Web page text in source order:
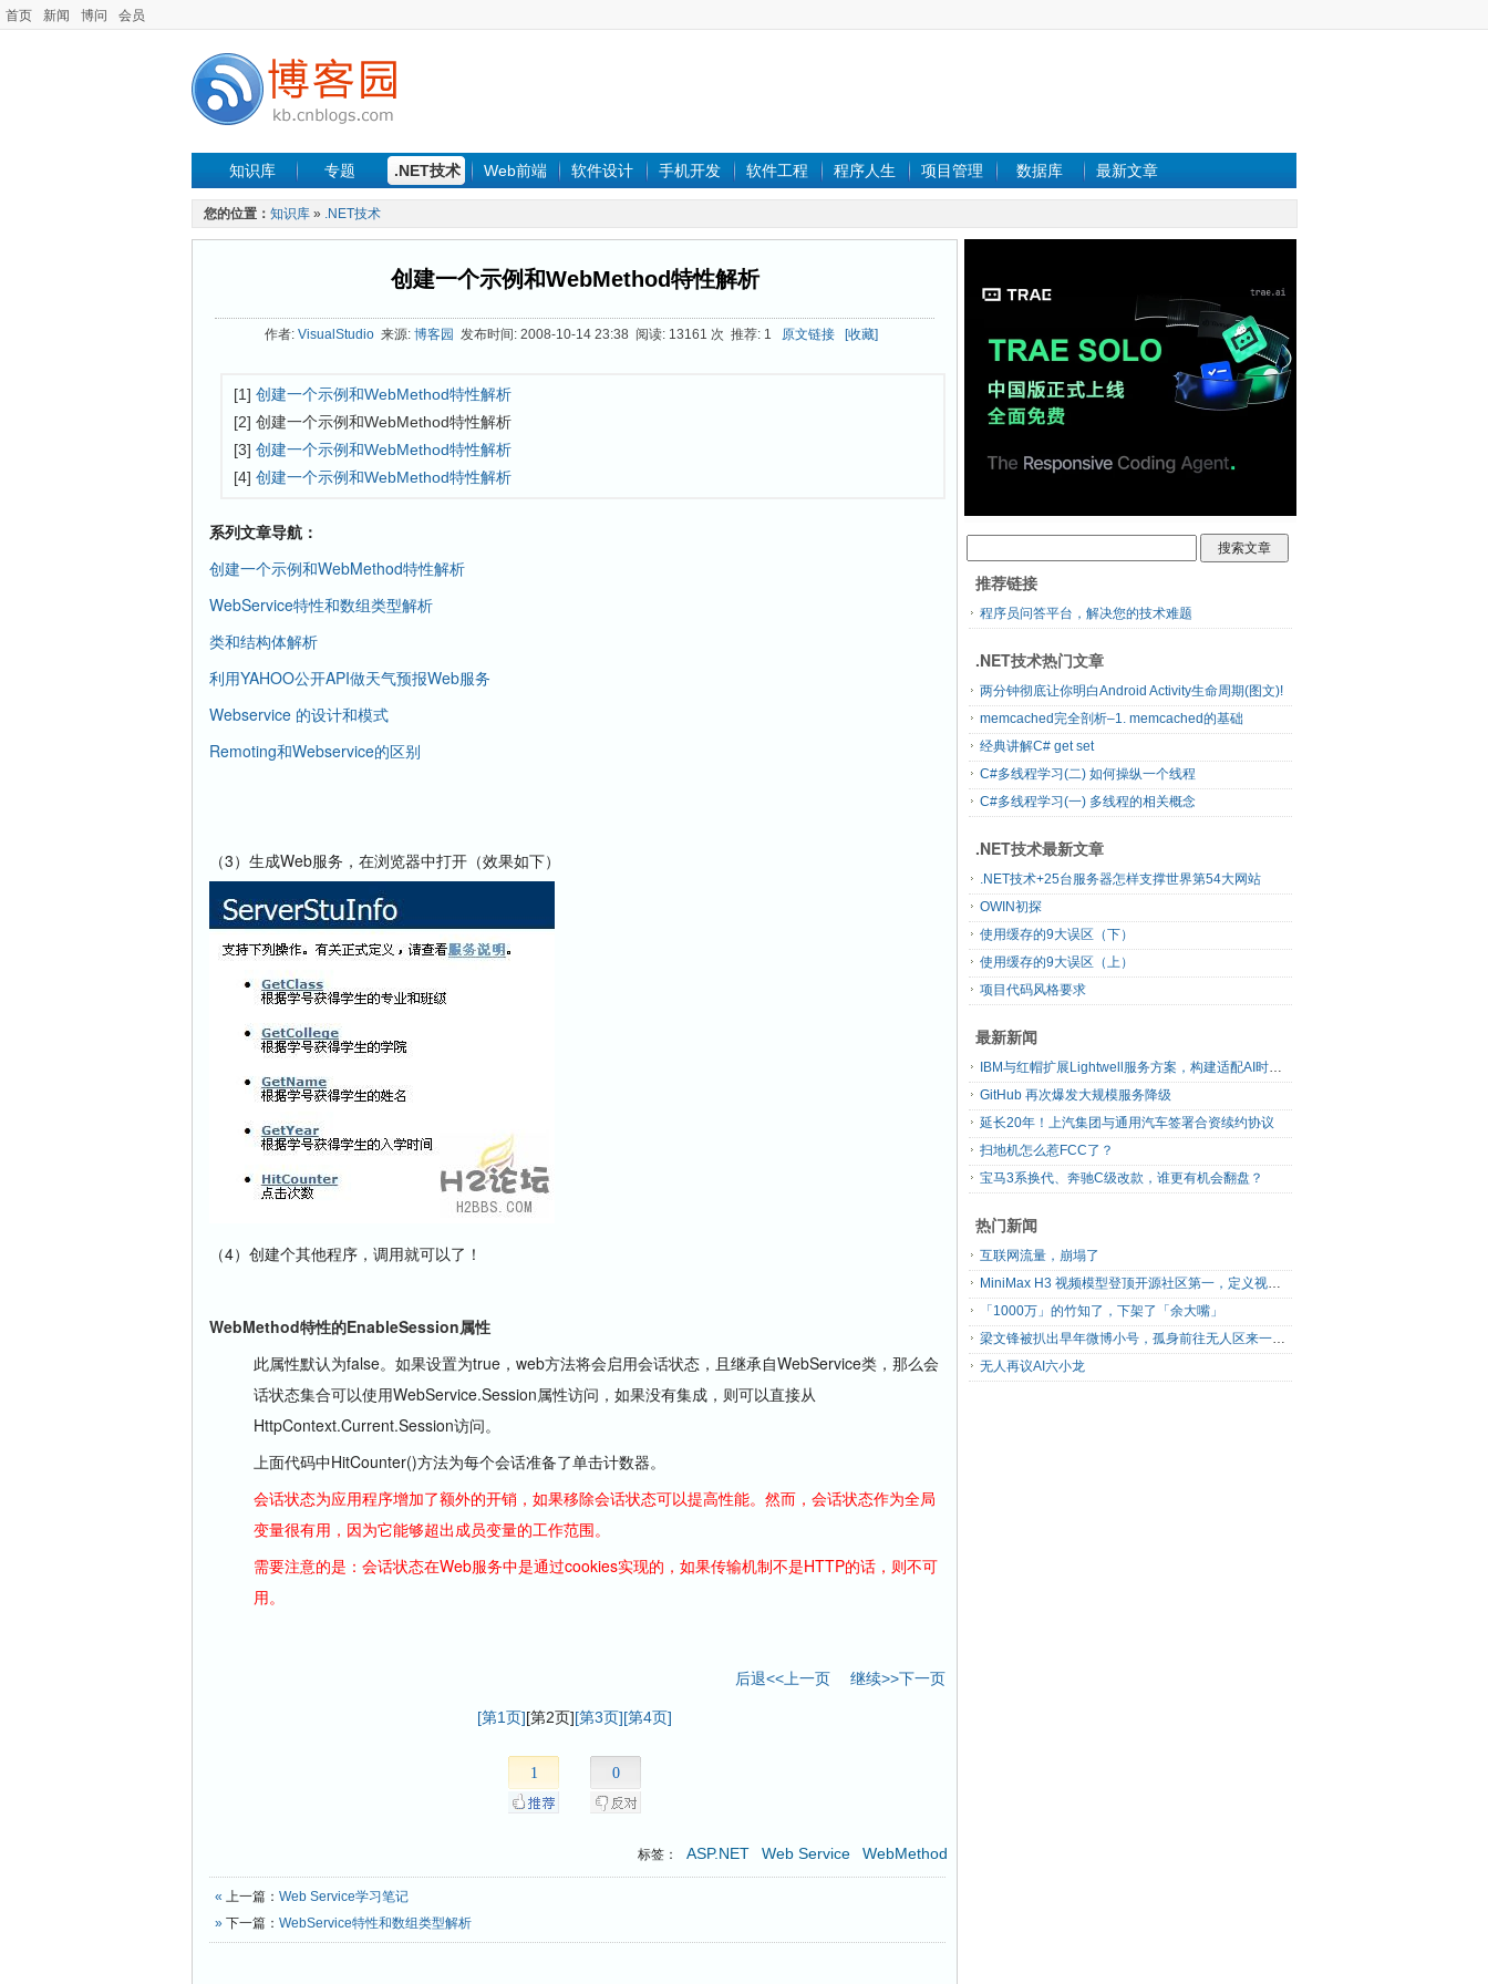
首页 新闻 博问 会员
知识库 专题 .NET技术 Web前端 软件设计 手机开发 软件工程 程序人生 项目管理 数据库 最新文章
您的位置： 知识库 » .NET技术
创建一个示例和WebMethod特性解析
作者: VisualStudio 来源: 博客园 发布时间: 2008-10-14 23:38 阅读: 13161 次 推荐: 1 原文链接 [收藏]
[1] 创建一个示例和WebMethod特性解析
[2] 创建一个示例和WebMethod特性解析
[3] 创建一个示例和WebMethod特性解析
[4] 创建一个示例和WebMethod特性解析
系列文章导航：
创建一个示例和WebMethod特性解析
WebService特性和数组类型解析
类和结构体解析
利用YAHOO公开API做天气预报Web服务
Webservice 的设计和模式
Remoting和Webservice的区别
（3）生成Web服务，在浏览器中打开（效果如下）
（4）创建个其他程序，调用就可以了！
WebMethod特性的EnableSession属性
此属性默认为false。如果设置为true，web方法将会启用会话状态，且继承自WebService类，那么会
话状态集合可以使用WebService.Session属性访问，如果没有集成，则可以直接从
HttpContext.Current.Session访问。
上面代码中HitCounter()方法为每个会话准备了单击计数器。
会话状态为应用程序增加了额外的开销，如果移除会话状态可以提高性能。然而，会话状态作为全局
变量很有用，因为它能够超出成员变量的工作范围。
需要注意的是：会话状态在Web服务中是通过cookies实现的，如果传输机制不是HTTP的话，则不可
用。
后退<<上一页 继续>>下一页
[第1页][第2页][第3页][第4页]
1 0
标签： ASP.NET Web Service WebMethod
« 上一篇： Web Service学习笔记
» 下一篇： WebService特性和数组类型解析
推荐链接
程序员问答平台，解决您的技术难题
.NET技术热门文章
两分钟彻底让你明白Android Activity生命周期(图文)!
memcached完全剖析–1. memcached的基础
经典讲解C# get set
C#多线程学习(二) 如何操纵一个线程
C#多线程学习(一) 多线程的相关概念
.NET技术最新文章
.NET技术+25台服务器怎样支撑世界第54大网站
OWIN初探
使用缓存的9大误区（下）
使用缓存的9大误区（上）
项目代码风格要求
最新新闻
IBM与红帽扩展Lightwell服务方案，构建适配AI时代开源生态的可信基础设施
GitHub 再次爆发大规模服务降级
延长20年！上汽集团与通用汽车签署合资续约协议
扫地机怎么惹FCC了？
宝马3系换代、奔驰C级改款，谁更有机会翻盘？
热门新闻
互联网流量，崩塌了
MiniMax H3 视频模型登顶开源社区第一，定义视频模型领域“斩杀线”
「1000万」的竹知了，下架了「余大嘴」
梁文锋被扒出早年微博小号，孤身前往无人区来一场相当 deep 的 seek 旅行
无人再议AI六小龙